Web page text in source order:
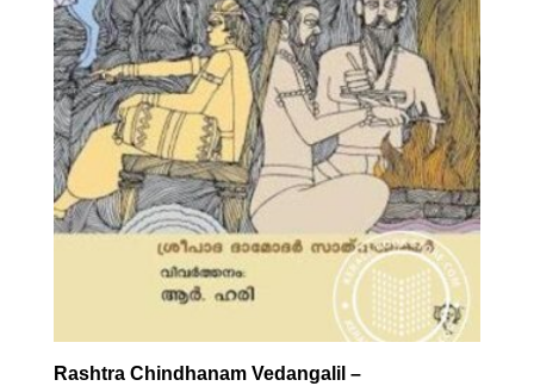
Rashtra Chindhanam Vedangalil –